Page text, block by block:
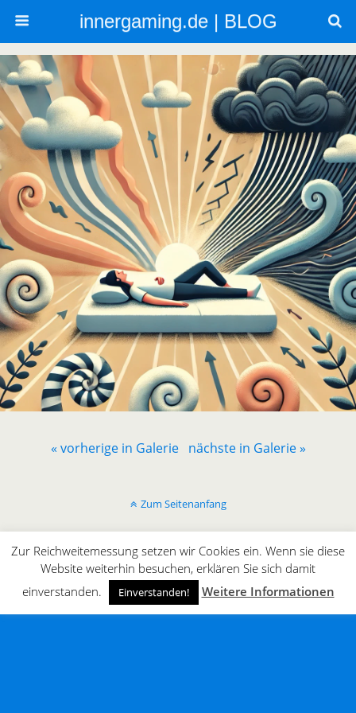
innergaming.de | BLOG
« vorherige in Galerie nächste in Galerie »
Zum Seitenanfang
Desktop
All content Copyright © innergaming.de | BLOG
Zur Reichweitemessung setzen wir Cookies ein. Wenn sie diese
Website weiterhin besuchen, erklären Sie sich damit
einverstanden.
Einverstanden! Weitere Informationen